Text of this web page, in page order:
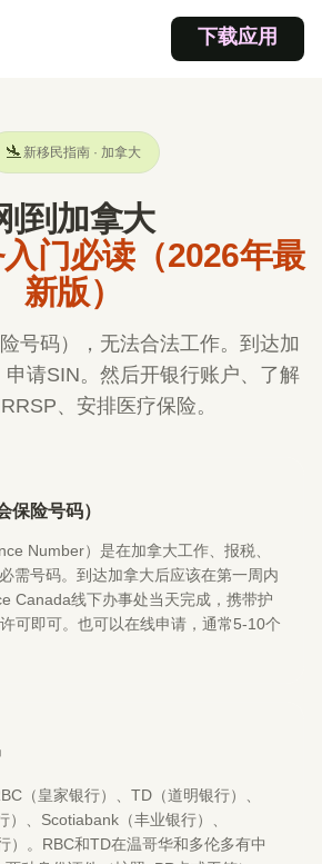
下载应用
🛬 新移民指南 · 加拿大
到加拿大
门必读（2026年最
新版）
号码），无法合法工作。到达加
请SIN。然后开银行账户、了解
、安排医疗保险。
保险号码）
Number）是在加拿大工作、报税、
需号码。到达加拿大后应该在第一周内
Canada线下办事处当天完成，携带护
可即可。也可以在线申请，通常5-10个
（皇家银行）、TD（道明银行）、
）、Scotiabank（丰业银行）、
）。RBC和TD在温哥华和多伦多有中